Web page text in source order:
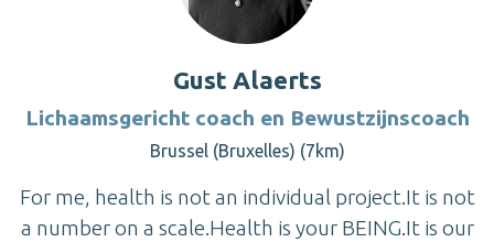
Gust Alaerts
Lichaamsgericht coach en Bewustzijnscoach
Brussel (Bruxelles) (7km)
For me, health is not an individual project.It is not
a number on a scale.Health is your BEING.It is our